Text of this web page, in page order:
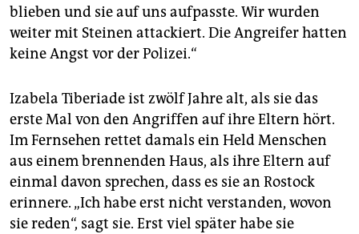
blieben und sie auf uns aufpasste. Wir wurden
weiter mit Steinen attackiert. Die Angreifer hatten
keine Angst vor der Polizei.“
Izabela Tiberiade ist zwölf Jahre alt, als sie das
erste Mal von den Angriffen auf ihre Eltern hört.
Im Fernsehen rettet damals ein Held Menschen
aus einem brennenden Haus, als ihre Eltern auf
einmal davon sprechen, dass es sie an Rostock
erinnere. „Ich habe erst nicht verstanden, wovon
sie reden“, sagt sie. Erst viel später habe sie